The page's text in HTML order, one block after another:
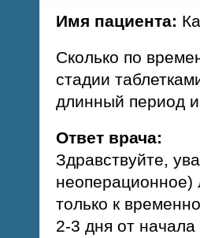
Имя пациента:
Сколько по
стадии
длинный период
Ответ врача:
Здравствуйте,
неоперационное)
только к
2-3 дня от